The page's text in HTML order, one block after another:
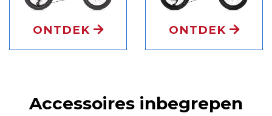
ONTDEK ONTDEK
Accessoires inbegrepen